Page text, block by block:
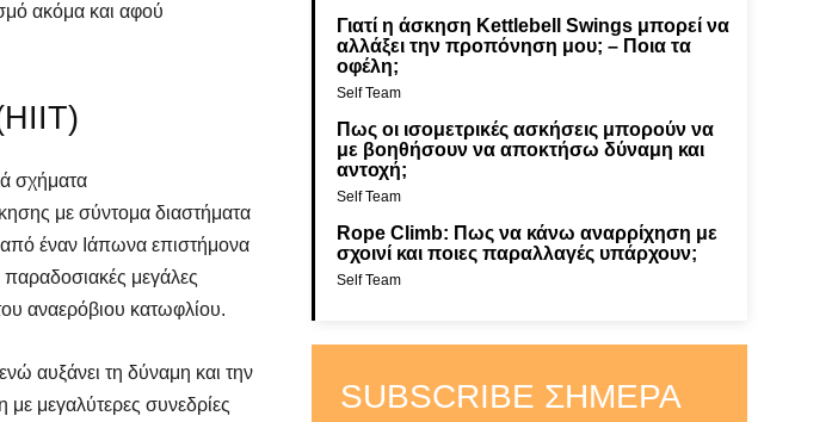
ακόμα και αφού
σχήματα
με σύντομα διαστήματα
έναν Ιάπωνα επιστήμονα
παραδοσιακές μεγάλες
αναερόβιου κατωφλίου.
αυξάνει τη δύναμη και την
με μεγαλύτερες συνεδρίες
Γιατί η άσκηση Kettlebell Swings μπορεί να
αλλάξει την προπόνηση μου; – Ποια τα
οφέλη;
Self Team
Πως οι ισομετρικές ασκήσεις μπορούν να
με βοηθήσουν να αποκτήσω δύναμη και
αντοχή;
Self Team
Rope Climb: Πως να κάνω αναρρίχηση με
σχοινί και ποιες παραλλαγές υπάρχουν;
Self Team
SUBSCRIBE ΣΉΜΕΡΑ